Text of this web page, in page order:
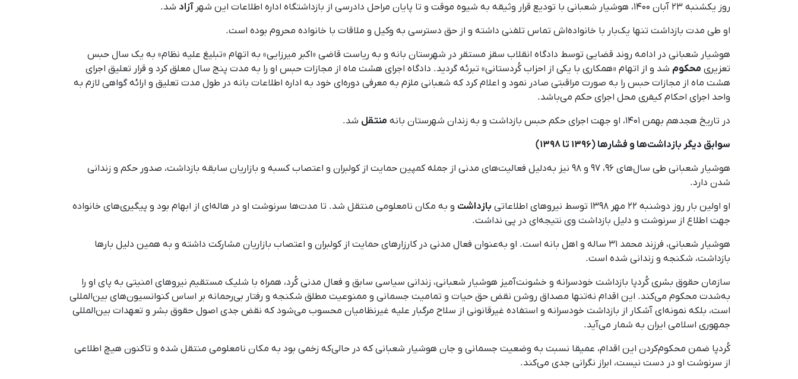
روز یکشنبه ۲۳ آبان‌ ۱۴۰۰، هوشیار شعبانی با تودیع قرار وثیقه به شیوه موقت و تا پایان مراحل دادرسی از بازداشتگاه اداره اطلاعات این شهر
آزاد شد.
او طی مدت بازداشت تنها یک‌بار با خانواده‌اش تماس تلفنی داشته و از حق دسترسی به وکیل و ملاقات با خانواده محروم بوده است.
هوشیار شعبانی در ادامه روند قضایی توسط دادگاه انقلاب سقز مستقر در شهرستان بانه و به ریاست قاضی «اکبر میرزایی» به اتهام «تبلیغ علیه نظام» به یک سال حبس
تعزیری محکوم شد و از اتهام «همکاری با یکی از احزاب کُردستانی» تبرئه گردید. دادگاه اجرای هشت ماه از مجازات حبس او را به مدت پنج سال معلق کرد و قرار تعلیق اجرای
هشت ماه از مجازات حبس را به صورت مراقبتی صادر نمود و اعلام کرد که شعبانی ملزم به معرفی دوره‌ای خود به اداره اطلاعات بانه در طول مدت تعلیق و ارائه گواهی لازم به
واحد اجرای احکام کیفری محل اجرای حکم می‌باشد.
در تاریخ هجدهم بهمن‌ ۱۴۰۱، او جهت اجرای حکم حبس بازداشت و به زندان شهرستان بانه
منتقل شد.
سوابق دیگر بازداشت‌ها و فشارها (۱۳۹۶ تا ۱۳۹۸)
هوشیار شعبانی طی سال‌های ۹۶، ۹۷ و ۹۸ نیز به‌دلیل فعالیت‌های مدنی از جمله کمپین حمایت از کولبران و اعتصاب کسبه و بازاریان سابقه بازداشت، صدور حکم و زندانی
شدن دارد.
او اولین بار روز دوشنبه ۲۲ مهر ۱۳۹۸ توسط نیروهای اطلاعاتی
بازداشت و به مکان نامعلومی منتقل شد. تا مدت‌ها سرنوشت او در هاله‌ای از ابهام بود و پیگیری‌‌های خانواده
جهت اطلاع از سرنوشت و دلیل بازداشت وی نتیجه‌ای در پی نداشت.
هوشیار شعبانی، فرزند محمد ۳۱ ساله و اهل بانه است. او به‌عنوان فعال مدنی در کارزارهای حمایت از کولبران و اعتصاب بازاریان مشارکت داشته و به همین دلیل بارها
بازداشت، شکنجه و زندانی شده است.
سازمان حقوق بشری کُردپا بازداشت خودسرانه و خشونت‌آمیز هوشیار شعبانی، زندانی سیاسی سابق و فعال مدنی کُرد، همراه با شلیک مستقیم نیروهای امنیتی به پای او را
به‌شدت محکوم می‌کند. این اقدام نه‌تنها مصداق روشن نقض حق حیات و تمامیت جسمانی و ممنوعیت مطلق شکنجه و رفتار بی‌رحمانه بر اساس کنوانسیون‌های بین‌المللی
است، بلکه نمونه‌ای آشکار از بازداشت خودسرانه و استفاده غیرقانونی از سلاح مرگبار علیه غیرنظامیان محسوب می‌شود که نقض جدی اصول حقوق بشر و تعهدات بین‌المللی
جمهوری اسلامی ایران به شمار می‌آید.
کُردپا ضمن محکوم‌کردن این اقدام، عمیقا نسبت به وضعیت جسمانی و جان هوشیار شعبانی که در حالی‌که زخمی بود به مکان نامعلومی منتقل شده و تاکنون هیچ اطلاعی
از سرنوشت او در دست نیست، ابراز نگرانی جدی می‌کند.